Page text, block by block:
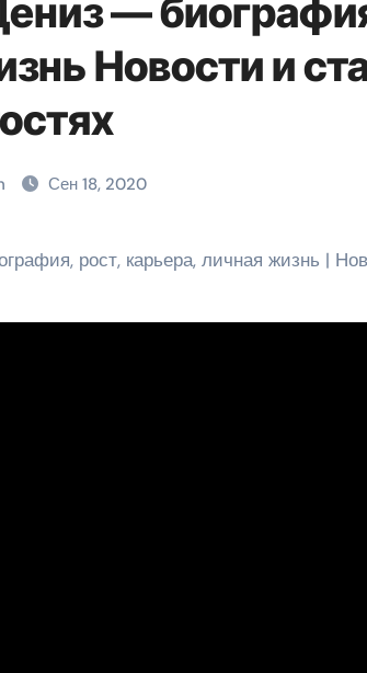
—
Новости и
Сен 18, 2020